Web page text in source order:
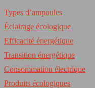
Types d’ampoules
Éclairage écologique
Efficacité énergétique
Transition énergétique
Consommation électrique
Produits écologiques